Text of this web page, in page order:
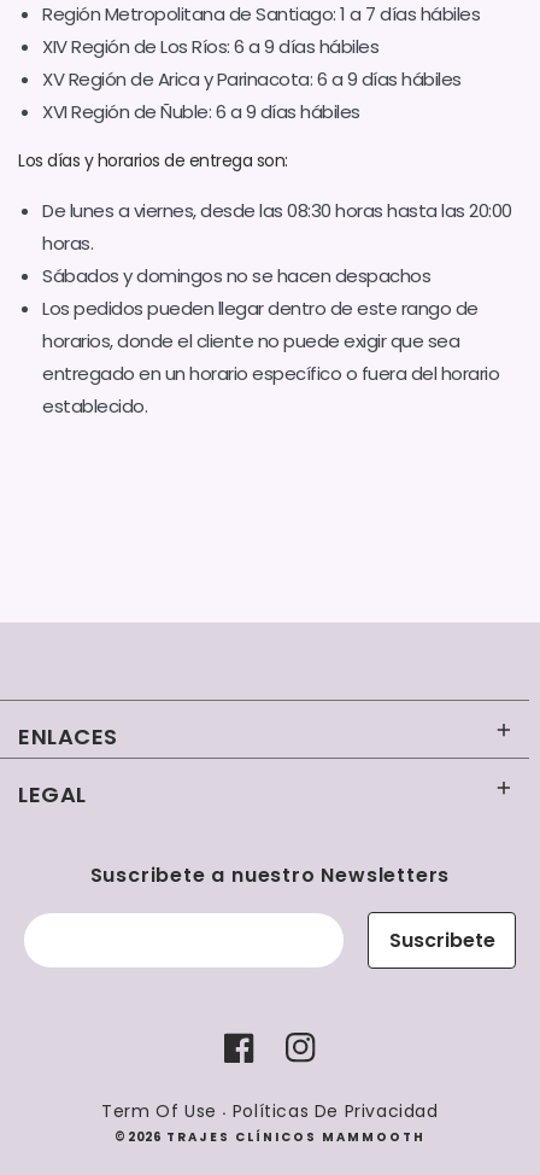
Región Metropolitana de Santiago: 1 a 7 días hábiles
XIV Región de Los Ríos: 6 a 9 días hábiles
XV Región de Arica y Parinacota: 6 a 9 días hábiles
XVI Región de Ñuble: 6 a 9 días hábiles
Los días y horarios de entrega son:
De lunes a viernes, desde las 08:30 horas hasta las 20:00
horas.
Sábados y domingos no se hacen despachos
Los pedidos pueden llegar dentro de este rango de
horarios, donde el cliente no puede exigir que sea
entregado en un horario específico o fuera del horario
establecido.
ENLACES
Inicio
Uniformes Clínicos Mujer
Uniformes Clínicos Hombre
Política de reembolso
LEGAL
Términos y condiciones
Políticas de reembolso
Políticas de envío
Políticas de privacidad
Suscribete a nuestro Newsletters
Suscribete
FacebookInstagram
Formas
de
© 2026 TRAJES CLÍNICOS MAMMOOTH
Term Of Use · Políticas De Privacidad